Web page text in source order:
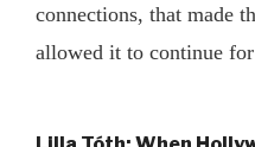
connections, that made
allowed it to continue for